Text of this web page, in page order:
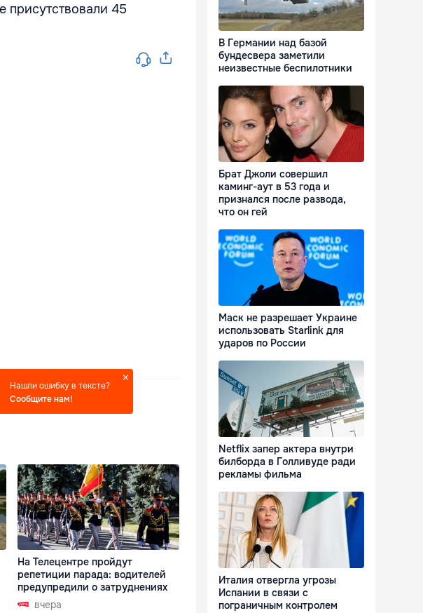
присутствовали 45
Нашли ошибку в тексте?
Сообщите нам!
На Телецентре пройдут
репетиции парада: водителей
предупредили о затруднениях
вчера
В Германии над базой
бундесвера заметили
неизвестные беспилотники
Брат Джоли совершил
каминг-аут в 53 года и
признался после развода,
что он гей
Маск не разрешает Украине
использовать Starlink для
ударов по России
Netflix запер актера внутри
билборда в Голливуде ради
рекламы фильма
Италия отвергла угрозы
Испании в связи с
пограничным контролем